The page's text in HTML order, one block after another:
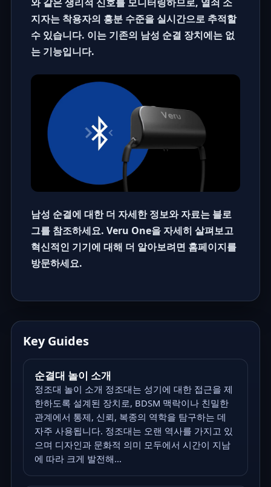
지자는 착용자의 흥분 수준을 실시간으로 추적할
수 있습니다. 이는 기존의 남성 순결 장치에는 없
는 기능입니다.
남성 순결에 대한 더 자세한 정보와 자료는 블로
그를 참조하세요. Veru One을 자세히 살펴보고
혁신적인 기기에 대해 더 알아보려면 홈페이지를
방문하세요.
Key Guides
순결대 놀이 소개
정조대 놀이 소개 정조대는 성기에 대한 접근을 제
한하도록 설계된 장치로, BDSM 맥락이나 친밀한
관계에서 통제, 신뢰, 복종의 역학을 탐구하는 데
자주 사용됩니다. 정조대는 오랜 역사를 가지고 있
으며 디자인과 문화적 의미 모두에서 시간이 지남
에 따라 크게 발전해...